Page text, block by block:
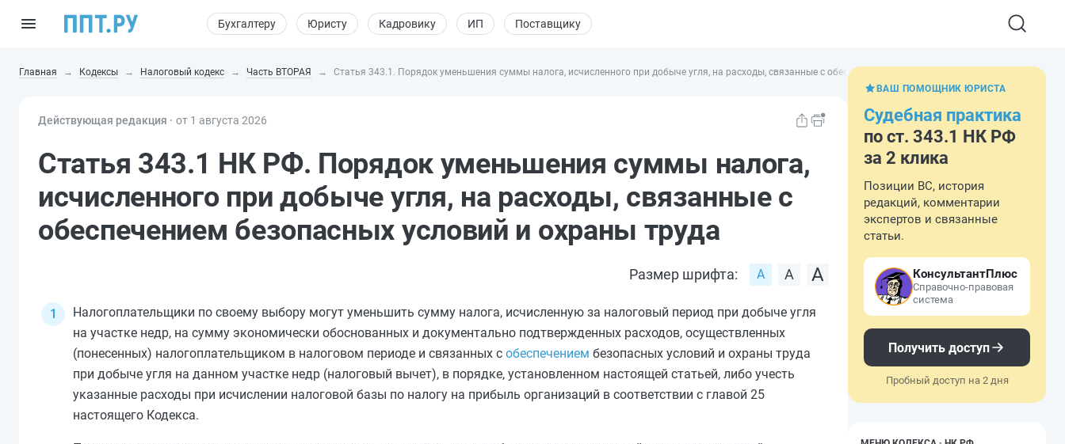
Бухгалтеру Юристу Кадровику ИП Поставщику
Главная Кодексы Налоговый кодекс Часть ВТОРАЯ Статья 343.1. Порядок уменьшения суммы налога, исчисленного при добыче угля, на расходы, связанные с обеспечением безопасных условий и охраны труда
Действующая редакция ⸱ от 1 августа 2026
Статья 343.1 НК РФ. Порядок уменьшения суммы налога,
исчисленного при добыче угля, на расходы, связанные с
обеспечением безопасных условий и охраны труда
Размер шрифта:
Налогоплательщики по своему выбору могут уменьшить сумму налога, исчисленную за налоговый период при добыче угля
на участке недр, на сумму экономически обоснованных и документально подтвержденных расходов, осуществленных
(понесенных) налогоплательщиком в налоговом периоде и связанных с обеспечением безопасных условий и охраны труда
при добыче угля на данном участке недр (налоговый вычет), в порядке, установленном настоящей статьей, либо учесть
указанные расходы при исчислении налоговой базы по налогу на прибыль организаций в соответствии с главой 25
настоящего Кодекса.
ВАШ ПОМОЩНИК ЮРИСТА
Судебная практика
по ст. 343.1 НК РФ
за 2 клика
Позиции ВС, история
редакций, комментарии
экспертов и связанные
статьи.
КонсультантПлюс
Справочно-правовая
система
Получить доступ
Пробный доступ на 2 дня